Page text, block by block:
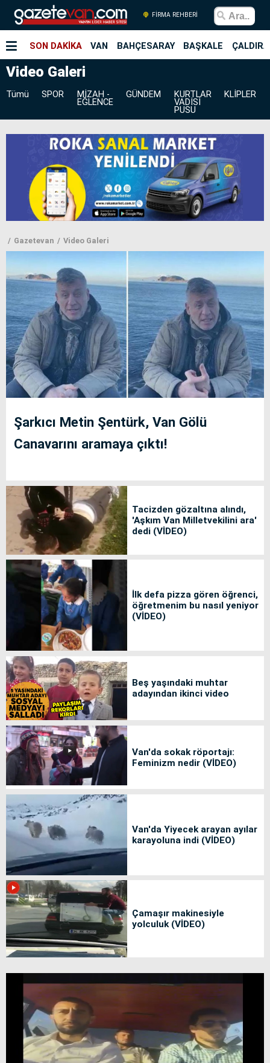
FİRMA REHBERİ
SON DAKİKA VAN BAHÇESARAY BAŞKALE
Video Galeri
Tümü SPOR MİZAH -
EĞLENCE
GÜNDEM KURTLAR
VADİSİ
PUSU
KLİPLER
Gazetevan Video Galeri
Şarkıcı Metin Şentürk, Van Gölü
Canavarını aramaya çıktı!
Tacizden gözaltına alındı,
'Aşkım Van Milletvekilini ara'
dedi (VİDEO)
İlk defa pizza gören öğrenci,
öğretmenim bu nasıl yeniyor
(VİDEO)
Beş yaşındaki muhtar
adayından ikinci video
Van'da sokak röportajı:
Feminizm nedir (VİDEO)
Van'da Yiyecek arayan ayılar
karayoluna indi (VİDEO)
Çamaşır makinesiyle
yolculuk (VİDEO)